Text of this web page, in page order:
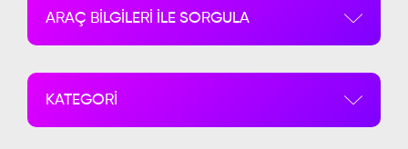
ARAÇ BİLGİLERİ İLE SORGULA
KATEGORİ